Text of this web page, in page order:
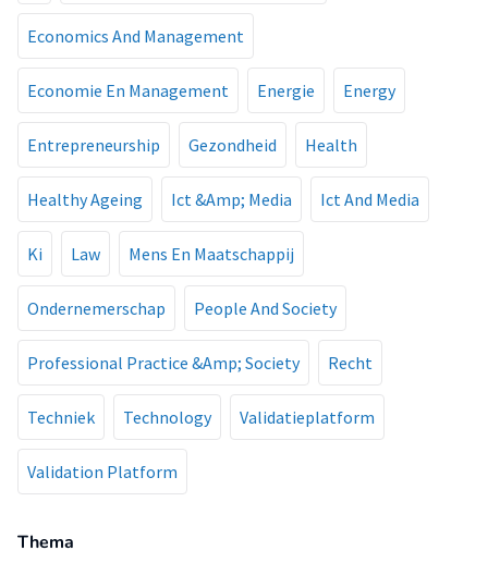
Economics And Management
Economie En Management Energie Energy
Entrepreneurship Gezondheid Health
Healthy Ageing Ict &Amp; Media Ict And Media
Ki Law Mens En Maatschappij
Ondernemerschap People And Society
Professional Practice &Amp; Society Recht
Techniek Technology Validatieplatform
Validation Platform
Thema